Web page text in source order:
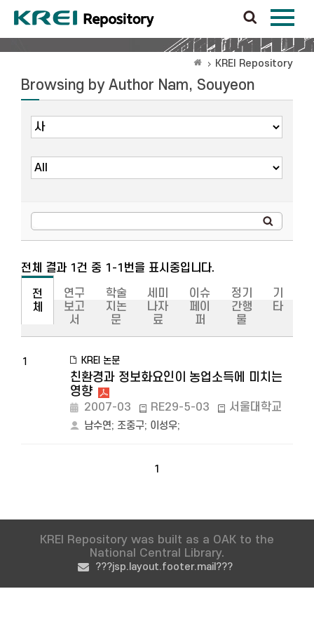
KREI Repository
Browsing by Author Nam, Souyeon
전체 결과 1건 중 1-1번을 표시중입니다.
전
체
연구
보고
서
학술
지논
문
세미
나자
료
이슈
페이
퍼
정기
간행
물
기
타
1 KREI 논문
친환경과 정보화요인이 농업소득에 미치는
영향
2007-03 RE29-5-03 서울대학교
남수연; 조중구; 이성우;
1
KREI Repository was built as a OAK to the
National Central Library.
???jsp.layout.footer.mail???